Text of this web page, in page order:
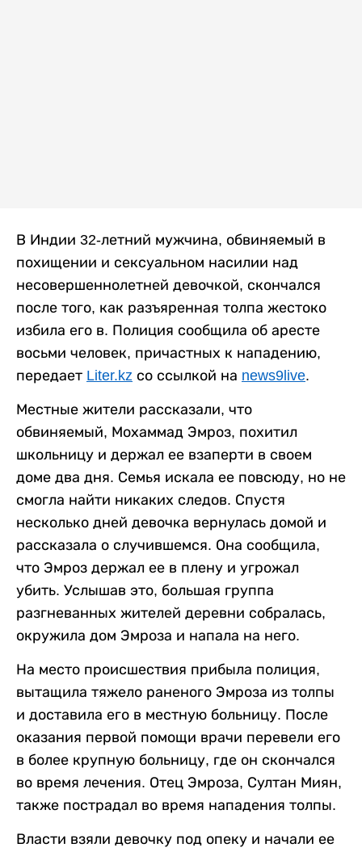
В Индии 32-летний мужчина, обвиняемый в
похищении и сексуальном насилии над
несовершеннолетней девочкой, скончался
после того, как разъяренная толпа жестоко
избила его в. Полиция сообщила об аресте
восьми человек, причастных к нападению,
передает Liter.kz со ссылкой на news9live.
Местные жители рассказали, что
обвиняемый, Мохаммад Эмроз, похитил
школьницу и держал ее взаперти в своем
доме два дня. Семья искала ее повсюду, но не
смогла найти никаких следов. Спустя
несколько дней девочка вернулась домой и
рассказала о случившемся. Она сообщила,
что Эмроз держал ее в плену и угрожал
убить. Услышав это, большая группа
разгневанных жителей деревни собралась,
окружила дом Эмроза и напала на него.
На место происшествия прибыла полиция,
вытащила тяжело раненого Эмроза из толпы
и доставила его в местную больницу. После
оказания первой помощи врачи перевели его
в более крупную больницу, где он скончался
во время лечения. Отец Эмроза, Султан Миян,
также пострадал во время нападения толпы.
Власти взяли девочку под опеку и начали ее